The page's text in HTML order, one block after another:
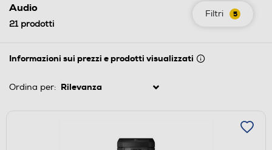
Filtri 5
Audio
21prodotti
Informazioni sui prezzi e prodotti visualizzati
Ordina per: